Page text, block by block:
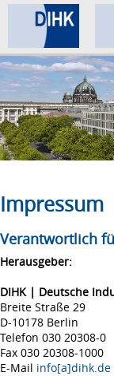
Home
Datenschutz
Impressum
Impressum
Verantwortlich
Herausgeber:
DIHK | Deutsche
Breite Straße 29
D-10178 Berlin
Telefon 030 20308-0
Fax 030 20308-1000
E-Mail info[a]dihk.de